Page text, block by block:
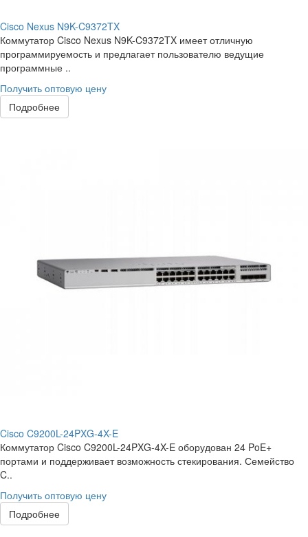
Cisco Nexus N9K-C9372TX
Коммутатор Cisco Nexus N9K-C9372TX имеет отличную
программируемость и предлагает пользователю ведущие
программные ..
Получить оптовую цену
Подробнее
Cisco C9200L-24PXG-4X-E
Коммутатор Cisco C9200L-24PXG-4X-E оборудован 24 PoE+
портами и поддерживает возможность стекирования. Семейство
C..
Получить оптовую цену
Подробнее